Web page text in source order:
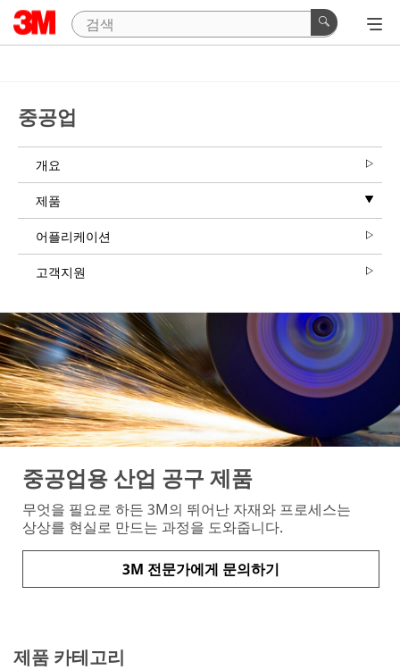
중공업
개요
제품
어플리케이션
고객지원
중공업용 산업 공구 제품
무엇을 필요로 하든 3M의 뛰어난 자재와 프로세스는
상상를 현실로 만드는 과정을 도와줍니다.
3M 전문가에게 문의하기
제품 카테고리